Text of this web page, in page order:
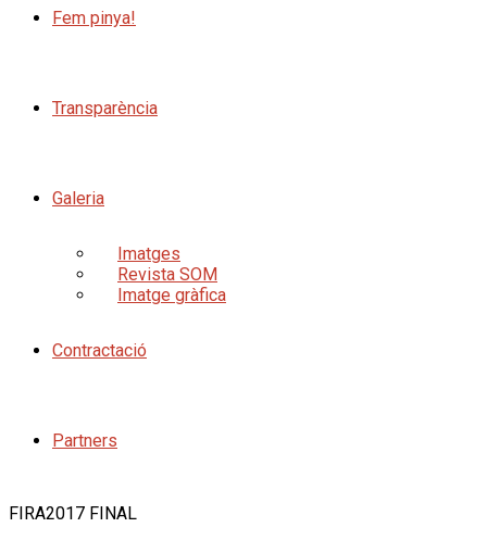
Fem pinya!
Transparència
Galeria
Imatges
Revista SOM
Imatge gràfica
Contractació
Partners
FIRA2017 FINAL